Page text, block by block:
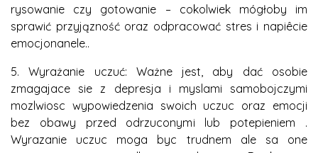
rysowanie czy gotowanie – cokolwiek mógłoby im
sprawić przyjązność oraz odpracować stres i napiêcie
emocjonanele..
5. Wyrażanie uczuć: Ważne jest, aby dać osobie
zmagajace sie z depresja i myslami samobojczymi
mozlwiosc wypowiedzenia swoich uczuc oraz emocji
bez obawy przed odrzuconymi lub potepieniem .
Wyrazanie uczuc moga byc trudnem ale sa one